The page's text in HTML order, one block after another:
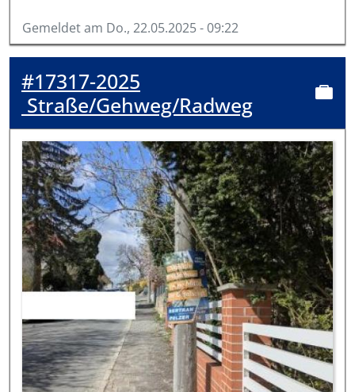
Gemeldet am Do., 22.05.2025 - 09:22
#17317-2025
Straße/Gehweg/Radweg